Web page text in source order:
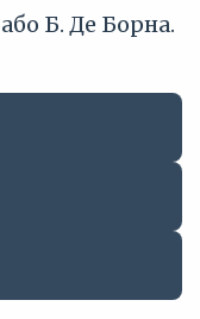
Б. Де Борна.